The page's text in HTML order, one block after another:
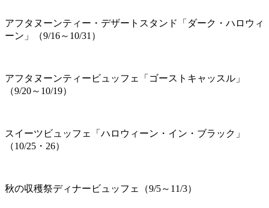
アフタヌーンティー・デザートスタンド「ダーク・ハロウィ
ーン」（9/16～10/31）
アフタヌーンティービュッフェ「ゴーストキャッスル」
（9/20～10/19）
スイーツビュッフェ「ハロウィーン・イン・ブラック」
（10/25・26）
秋の収穫祭ディナービュッフェ（9/5～11/3）